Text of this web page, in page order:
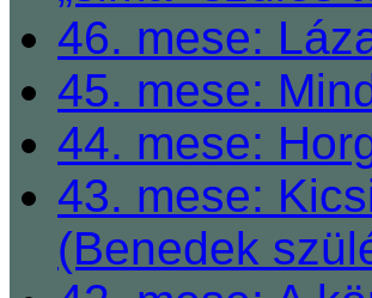
46. mese:
45. mese:
44. mese:
43. mese:
(Benedek